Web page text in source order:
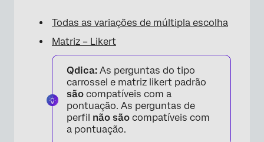
Todas as variações de múltipla escolha
Matriz – Likert
Qdica: As perguntas do tipo
carrossel e matriz likert padrão
são compatíveis com a
pontuação. As perguntas de
perfil não são compatíveis com
a pontuação.